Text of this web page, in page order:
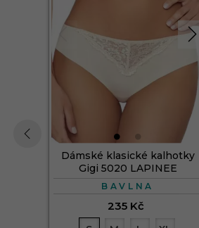
Dámské klasické kalhotky
Gigi 5020 LAPINEE
BAVLNA
235 Kč